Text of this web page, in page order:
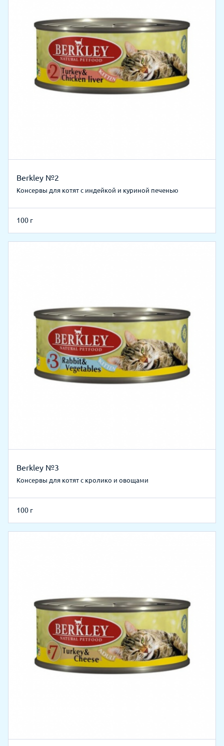
Berkley №2
Консервы для котят с индейкой и куриной печенью
100 г
Berkley №3
Консервы для котят с кролико и овощами
100 г